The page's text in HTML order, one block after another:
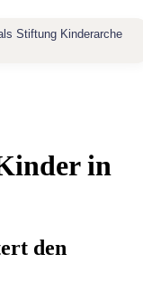
Stiftung Kinderarche
in
den